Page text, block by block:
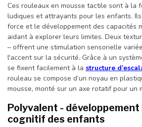
Ces rouleaux en mousse tactile sont à la
ludiques et attrayants pour les enfants.
force et le développement des capacités
aidant à explorer leurs limites. Deux
– offrent une stimulation sensorielle
l'accent sur la sécurité. Grâce à un
se fixent facilement à la structure
rouleau se compose d’un noyau en
mousse, monté sur un axe rotatif pour un
Polyvalent -
cognitif des enfants